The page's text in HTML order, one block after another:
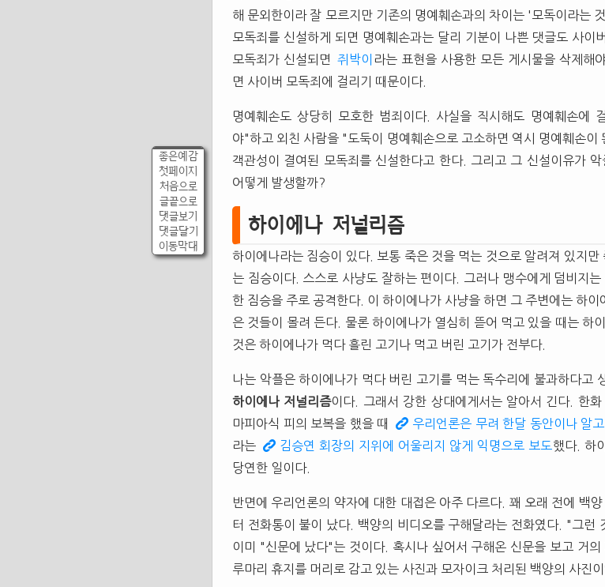
좋은예감
첫페이지
처음으로
글끝으로
댓글보기
댓글달기
이동막대
해 문외한이라 잘 모르지만 기존의 명예훼손과의 차이는 '모독이라는
모독죄를 신설하게 되면 명예훼손과는 달리 기분이 나쁜 댓글도 사이
모독죄가 신설되면
쥐박이 라는 표현을 사용한 모든 게시물을 삭제해
면 사이버 모독죄에 걸리기 때문이다.
명예훼손도 상당히 모호한 범죄이다. 사실을 직시해도 명예훼손에
야"하고 외친 사람을 "도둑이 명예훼손으로 고소하면 역시 명예훼손이
객관성이 결여된 모독죄를 신설한다고 한다. 그리고 그 신설이유가
어떻게 발생할까?
하이에나 저널리즘
하이에나라는 짐승이 있다. 보통 죽은 것을 먹는 것으로 알려져 있지
는 짐승이다. 스스로 사냥도 잘하는 편이다. 그러나 맹수에게 덤비지
한 짐승을 주로 공격한다. 이 하이에나가 사냥을 하면 그 주변에는 하
은 것들이 몰려 든다. 물론 하이에나가 열심히 뜯어 먹고 있을 때는 하
것은 하이에나가 먹다 흘린 고기나 먹고 버린 고기가 전부다.
나는 악플은 하이에나가 먹다 버린 고기를 먹는 독수리에 불과하다고
하이에나 저널리즘이다. 그래서 강한 상대에게서는 알아서 긴다. 한
마피아식 피의 보복을 했을 때
우리언론은 무려 한달 동안이나 알고
라는
김승연 회장의 지위에 어울리지 않게 익명으로 보도 했다. 하
당연한 일이다.
반면에 우리언론의 약자에 대한 대접은 아주 다르다. 꽤 오래 전에 백
터 전화통이 불이 났다. 백양의 비디오를 구해달라는 전화였다. "그런
이미 "신문에 났다"는 것이다. 혹시나 싶어서 구해온 신문을 보고 거
루마리 휴지를 머리로 감고 있는 사진과 모자이크 처리된 백양의 사진이